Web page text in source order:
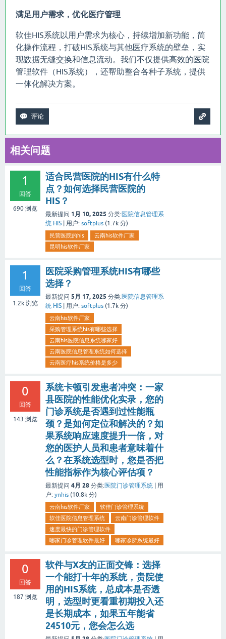
满足用户需求，优化医疗管理
软佳HIS系统以用户需求为核心，持续增加新功能，简
化操作流程，打破HIS系统与其他医疗系统的壁垒，实
现数据无缝交换和信息流动。我们不仅提供高效的医院
管理软件（HIS系统），还帮助整合各种子系统，提供
一体化解决方案。
相关问题
1
回答
690 浏览
适合民营医院的HIS有什么特
点？如何选择民营医院的
HIS？
最新提问 1月 10, 2025 分类:医院信息管理系
统 HIS | 用户: softplus (1.7k 分)
民营医院的his
云南his软件厂家
昆明his软件厂家
1
回答
1.2k 浏览
医院采购管理系统HIS有哪些
选择？
最新提问 5月 17, 2025 分类:医院信息管理系
统 HIS | 用户: softplus (1.7k 分)
云南his软件厂家
采购管理系统his有哪些选择
云南his医院信息系统哪家好
云南医院信息管理系统如何选择
云南医疗his系统价格是多少
0
回答
143 浏览
系统卡顿引发患者冲突：一家
县医院的性能优化实录，您的
门诊系统是否遇到过性能瓶
颈？是如何定位和解决的？如
果系统响应速度提升一倍，对
您的医护人员和患者意味着什
么？在系统选型时，您是否把
性能指标作为核心评估项？
最新提问 4月 28 分类:医院门诊管理系统 | 用
户: ynhis (10.8k 分)
云南his软件厂家
软佳门诊管理系统
软佳医院信息管理系统
云南门诊管理软件
速度最快的门诊管理软件
哪家门诊管理软件最好
哪家诊所系统最好
0
回答
187 浏览
软件与X友的正面交锋：选择
一个能打十年的系统，贵院使
用的HIS系统，总成本是否透
明，选型时更看重初期投入还
是长期成本，如果五年能省
24510元，您会怎么选